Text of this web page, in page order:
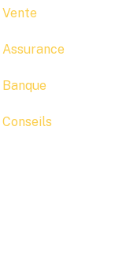
Vente
Assurance
Banque
Conseils